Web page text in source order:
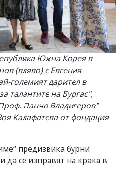
Южна Корея в
(вляво) с Евгения
големият дарител в
талантите на Бургас",
Панчо Владигеров"
Калафатева от фондация
предизвика бурни
да се изправят на крака в